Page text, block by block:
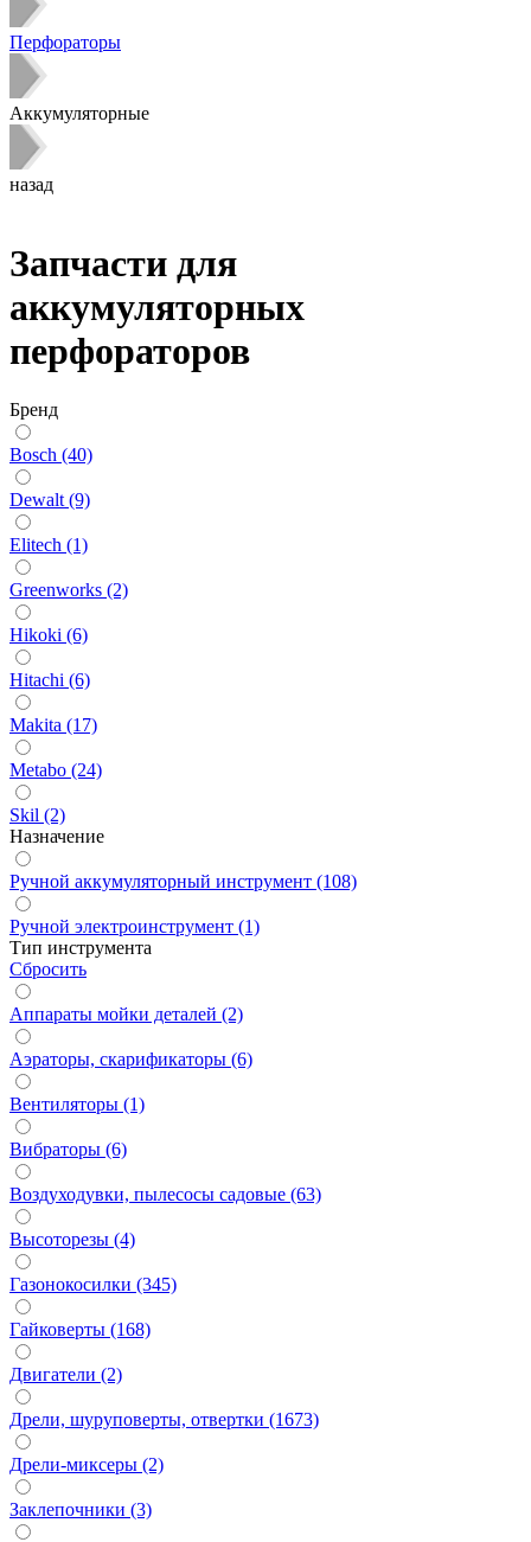
Перфораторы
Аккумуляторные
назад
Запчасти для
аккумуляторных
перфораторов
Бренд
Bosch (40)
Dewalt (9)
Elitech (1)
Greenworks (2)
Hikoki (6)
Hitachi (6)
Makita (17)
Metabo (24)
Skil (2)
Назначение
Ручной аккумуляторный инструмент (108)
Ручной электроинструмент (1)
Тип инструмента
Сбросить
Аппараты мойки деталей (2)
Аэраторы, скарификаторы (6)
Вентиляторы (1)
Вибраторы (6)
Воздуходувки, пылесосы садовые (63)
Высоторезы (4)
Газонокосилки (345)
Гайковерты (168)
Двигатели (2)
Дрели, шуруповерты, отвертки (1673)
Дрели-миксеры (2)
Заклепочники (3)